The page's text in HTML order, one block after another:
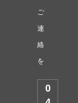
ご
連
絡
を
0